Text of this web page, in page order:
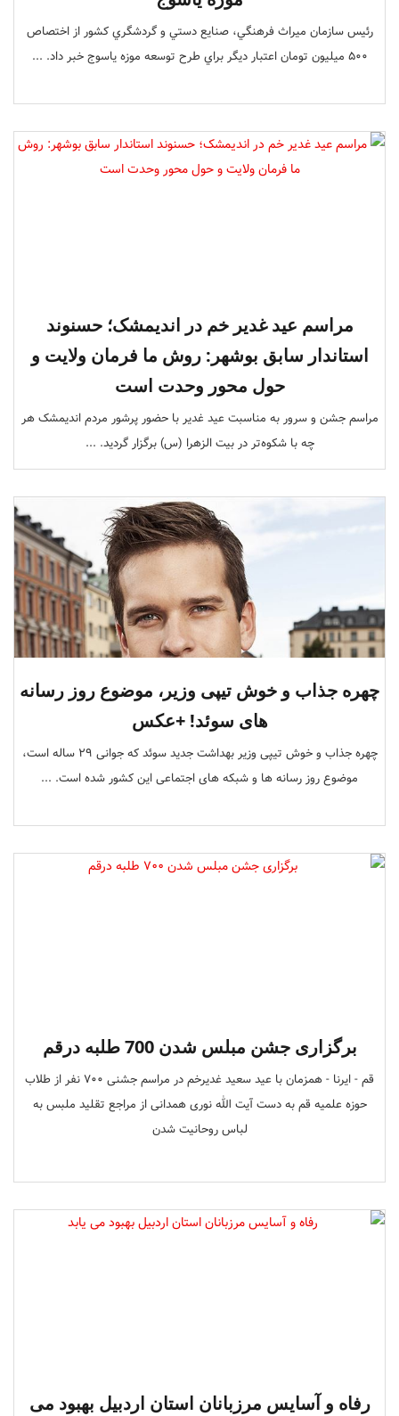
رئيس سازمان ميراث فرهنگي، صنايع دستي و گردشگري کشور از اختصاص
500 ميليون تومان اعتبار ديگر براي طرح توسعه موزه ياسوج خبر داد. ...
مراسم عید غدیر خم در اندیمشک؛ حسنوند
استاندار سابق بوشهر: روش ما فرمان ولایت و
حول محور وحدت است
مراسم جشن و سرور به مناسبت عید غدیر با حضور پرشور مردم اندیمشک هر
چه با شکوه‌تر در بیت الزهرا (س) برگزار گردید. ...
چهره جذاب و خوش تیپی وزیر، موضوع روز رسانه
های سوئد! +عکس
چهره جذاب و خوش تیپی وزیر بهداشت جدید سوئد که جوانی 29 ساله است،
موضوع روز رسانه ها و شبکه های اجتماعی این کشور شده است. ...
برگزاری جشن مبلس شدن 700 طلبه درقم
قم - ایرنا - همزمان با عید سعید غدیرخم در مراسم جشنی 700 نفر از طلاب
حوزه علمیه قم به دست آیت الله نوری همدانی از مراجع تقلید ملبس به
لباس روحانیت شدن
رفاه و آسایس مرزبانان استان اردبیل بهبود می